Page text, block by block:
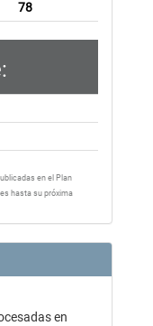
78
en el Plan
hasta su próxima
en